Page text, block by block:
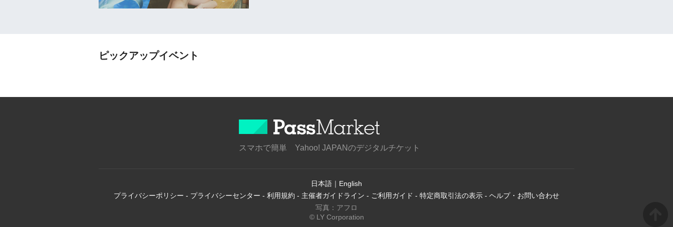
ピックアップイベント
スマホで簡単 Yahoo! JAPANのデジタルチケット
日本語 ｜ English
プライバシーポリシー - プライバシーセンター - 利用規約 - 主催者ガイドライン - ご利用ガイド - 特定商取引法の表示 - ヘルプ・お問い合わせ
写真：アフロ
© LY Corporation